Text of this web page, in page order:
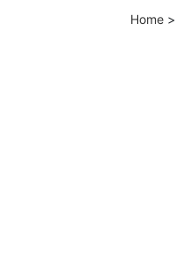
Home >